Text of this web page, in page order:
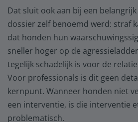
Dat sluit ook aan bij een
dossier zelf benoemd werd: straf
dat honden hun
sneller hoger op de
tegelijk schadelijk is voor de
Voor professionals is dit geen
kernpunt. Wanneer honden niet
een interventie, is die interventie
problematisch.